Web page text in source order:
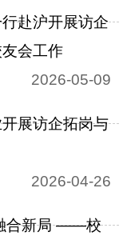
赴沪开展访企
会工作
2026-05-09
展访企拓岗与
2026-04-26
合新局 ——校